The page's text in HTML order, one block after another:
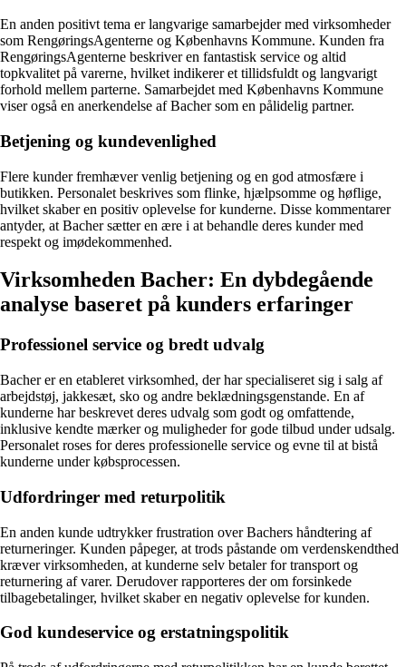
En anden positivt tema er langvarige samarbejder med virksomheder
som RengøringsAgenterne og Københavns Kommune. Kunden fra
RengøringsAgenterne beskriver en fantastisk service og altid
topkvalitet på varerne, hvilket indikerer et tillidsfuldt og langvarigt
forhold mellem parterne. Samarbejdet med Københavns Kommune
viser også en anerkendelse af Bacher som en pålidelig partner.
Betjening og kundevenlighed
Flere kunder fremhæver venlig betjening og en god atmosfære i
butikken. Personalet beskrives som flinke, hjælpsomme og høflige,
hvilket skaber en positiv oplevelse for kunderne. Disse kommentarer
antyder, at Bacher sætter en ære i at behandle deres kunder med
respekt og imødekommenhed.
Virksomheden Bacher: En dybdegående
analyse baseret på kunders erfaringer
Professionel service og bredt udvalg
Bacher er en etableret virksomhed, der har specialiseret sig i salg af
arbejdstøj, jakkesæt, sko og andre beklædningsgenstande. En af
kunderne har beskrevet deres udvalg som godt og omfattende,
inklusive kendte mærker og muligheder for gode tilbud under udsalg.
Personalet roses for deres professionelle service og evne til at bistå
kunderne under købsprocessen.
Udfordringer med returpolitik
En anden kunde udtrykker frustration over Bachers håndtering af
returneringer. Kunden påpeger, at trods påstande om verdenskendthed
kræver virksomheden, at kunderne selv betaler for transport og
returnering af varer. Derudover rapporteres der om forsinkede
tilbagebetalinger, hvilket skaber en negativ oplevelse for kunden.
God kundeservice og erstatningspolitik